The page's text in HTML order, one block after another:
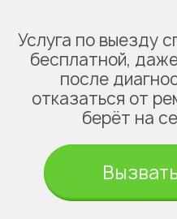
Услуга по выезду
бесплатной,
после
отказаться от
берёт на